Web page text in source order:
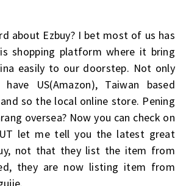
about Ezbuy? I bet most of us has
shopping platform where it bring
easily to our doorstep. Not only
US(Amazon), Taiwan based
so the local online store. Pening
oversea? Now you can check on
let me tell you the latest great
not that they list the item from
they are now listing item from